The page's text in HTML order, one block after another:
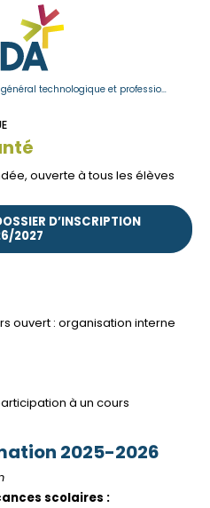
technologique et professionnel
ouverte à tous les élèves
D’INSCRIPTION
2027
ouvert : organisation interne
à un cours
2025-2026
scolaires :
Formation
Accès rapides
Inscription